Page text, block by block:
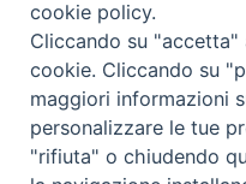
Diocesi di Caltagirone
Piazza San Francesco d’Assisi, 9 – tel.
cookie policy.
Cliccando su
cookie. Cliccando su
maggiori informazioni
personalizzare le tue
"rifiuta" o chiudendo